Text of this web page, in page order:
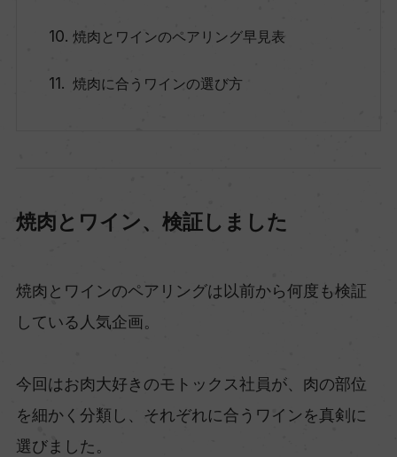
焼肉とワインのペアリング早見表
焼肉に合うワインの選び方
焼肉とワイン、検証しました
焼肉とワインのペアリングは以前から何度も検証
している人気企画。
今回はお肉大好きのモトックス社員が、肉の部位
を細かく分類し、それぞれに合うワインを真剣に
選びました。